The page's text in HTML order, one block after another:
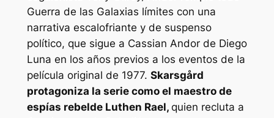
Guerra de las Galaxias límites con una
narrativa escalofriante y de suspenso
político, que sigue a Cassian Andor de Diego
Luna en los años previos a los eventos de la
película original de 1977. Skarsgård
protagoniza la serie como el maestro de
espías rebelde Luthen Rael, quien recluta a